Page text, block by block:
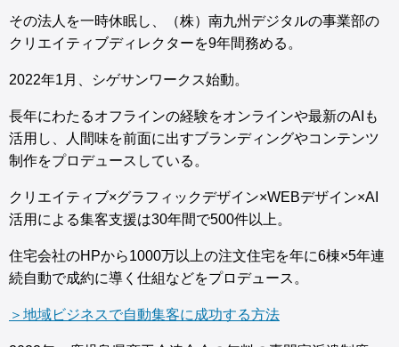
その法人を一時休眠し、（株）南九州デジタルの事業部の
クリエイティブディレクターを9年間務める。
2022年1月、シゲサンワークス始動。
長年にわたるオフラインの経験をオンラインや最新のAIも
活用し、人間味を前面に出すブランディングやコンテンツ
制作をプロデュースしている。
クリエイティブ×グラフィックデザイン×WEBデザイン×AI
活用による集客支援は30年間で500件以上。
住宅会社のHPから1000万以上の注文住宅を年に6棟×5年連
続自動で成約に導く仕組などをプロデュース。
＞地域ビジネスで自動集客に成功する方法